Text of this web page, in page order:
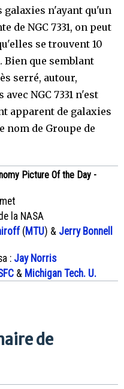
n'ayant qu'un
de NGC 7331, on peut
se trouvent 10
Bien que semblant
serré, autour,
NGC 7331 n'est
apparent de galaxies
nom de Groupe de
Picture Of the Day -
la NASA
(MTU) & Jerry Bonnell
: Jay Norris
& Michigan Tech. U.
de